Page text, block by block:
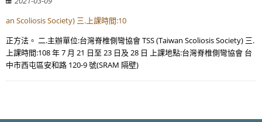
an Scoliosis Society) 三.上課時間:10
正方法。 二.主辦單位:台灣脊椎側彎協會 TSS (Taiwan Scoliosis Society) 三.
上課時間:108 年 7 月 21 日至 23 日及 28 日 上課地點:台灣脊椎側彎協會 台
中市西屯區安和路 120-9 號(SRAM 隔壁)